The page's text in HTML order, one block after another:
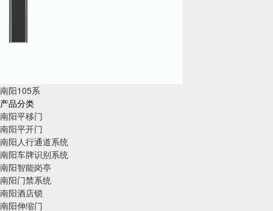
南阳105系
产品分类
南阳平移门
南阳平开门
南阳人行通道系统
南阳车牌识别系统
南阳智能岗亭
南阳门禁系统
南阳酒店锁
南阳伸缩门